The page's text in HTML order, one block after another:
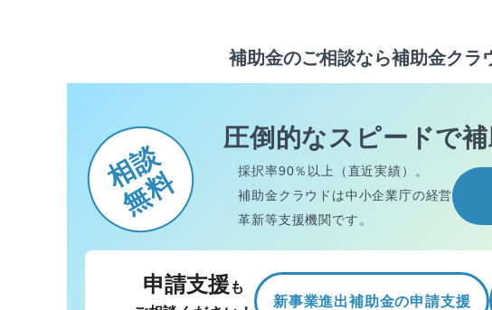
補助金のご相談なら補助金クラ
相談
無料
圧倒的なスピードで
採択率90％以上（直近実績）。
補助金クラウドは中小企業庁の経営
革新等支援機関です。
申請支援 も
新事業進出補助金の申請支援